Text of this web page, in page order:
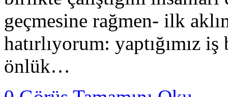
geçmesine rağmen- ilk
hatırlıyorum: yaptığımız
önlük…